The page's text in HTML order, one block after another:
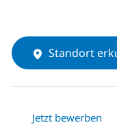
Standort
Jetzt bewerben